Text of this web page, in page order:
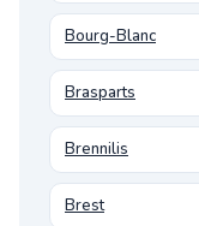
Bourg-Blanc
Brasparts
Brennilis
Brest